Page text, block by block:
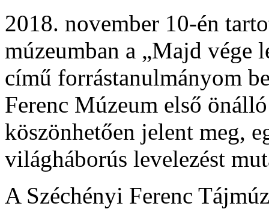
2018. november 10-én
múzeumban a „Majd vége
című forrástanulmányom
Ferenc Múzeum első
köszönhetően jelent meg,
világháborús levelezést
A Széchényi Ferenc